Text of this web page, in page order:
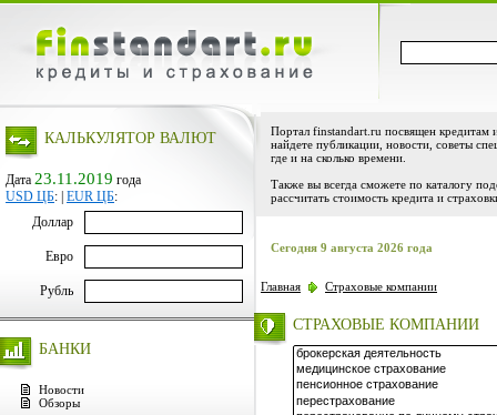
КАЛЬКУЛЯТОР ВАЛЮТ
Дата 23.11.2019 года
USD ЦБ: EUR ЦБ:
Доллар
Евро
Рубль
БАНКИ
Новости
Обзоры
Портал finstandart.ru посвящен кредитам
найдете публикации, новости, советы
где и на сколько времени.
Также вы всегда сможете по каталогу
рассчитать стоимость кредита и
Сегодня 9 августа 2026 года
Главная Страховые компании
СТРАХОВЫЕ КОМПАНИИ